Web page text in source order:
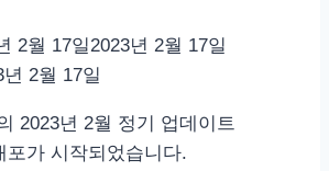
2월 17일2023년 2월 17일
년 2월 17일
2023년 2월 정기 업데이트
포가 시작되었습니다.